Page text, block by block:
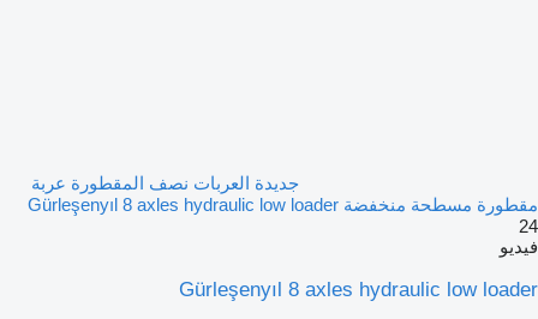
جديدة العربات نصف المقطورة عربة
مقطورة مسطحة منخفضة Gürleşenyıl 8 axles hydraulic low loader
24
فيديو
Gürleşenyıl 8 axles hydraulic low loader